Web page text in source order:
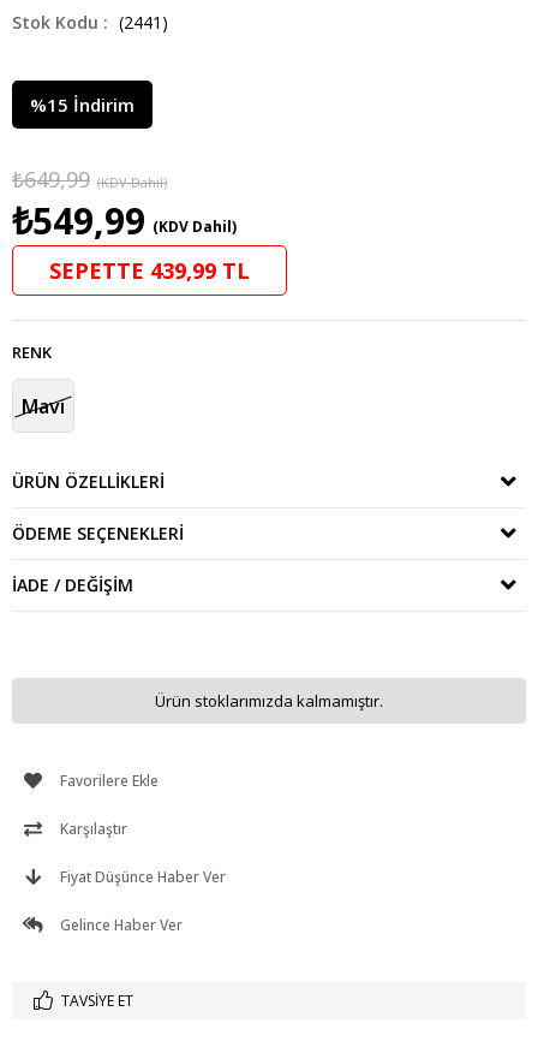
(2441)
%15 İndirim
₺649,99 (KDV Dahil)
₺549,99 (KDV Dahil)
SEPETTE 439,99 TL
RENK
Mavi
ÜRÜN ÖZELLIKLERI
ÖDEME SEÇENEKLERI
İADE / DEĞIŞIM
Ürün stoklarımızda kalmamıştır.
Favorilere Ekle
Karşılaştır
Fiyat Düşünce Haber Ver
Gelince Haber Ver
TAVSIYE ET